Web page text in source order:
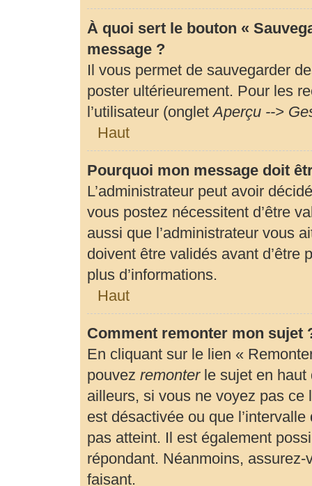
À quoi sert le bouton «
message ?
Il vous permet de sauvegarder
poster ultérieurement. Pour les
l’utilisateur (ongletAperçu -->
Haut
Pourquoi mon message doit
L’administrateur peut avoir
vous postez nécessitent d’être
aussi que l’administrateur vous
doivent être validés avant d’être
plus d’informations.
Haut
Comment remonter mon sujet
En cliquant sur le lien «
pouvez remonterle sujet en haut
ailleurs, si vous ne voyez pas
est désactivée ou que
pas atteint. Il est également
répondant. Néanmoins,
faisant.